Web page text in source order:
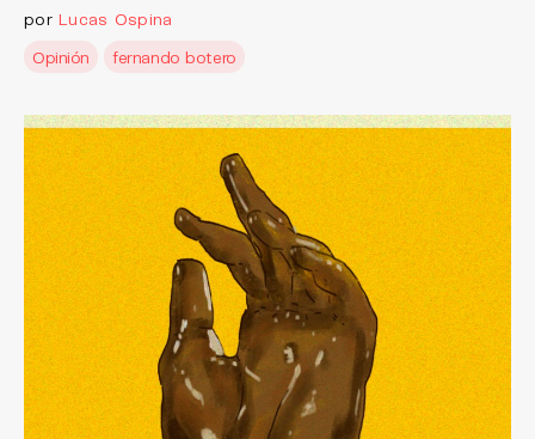
por Lucas Ospina
Opinión
fernando botero